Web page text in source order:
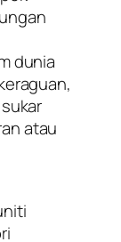
dunia
atau